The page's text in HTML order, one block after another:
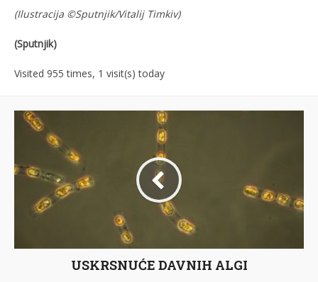
(Ilustracija ©Sputnjik/Vitalij Timkiv)
(Sputnjik)
Visited 955 times, 1 visit(s) today
USKRSNUĆE DAVNIH ALGI